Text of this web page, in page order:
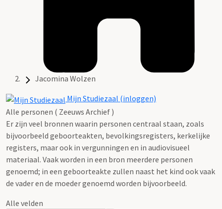
Jacomina Wolzen
Mijn Studiezaal (inloggen)
Alle personen ( Zeeuws Archief )
Er zijn veel bronnen waarin personen centraal staan, zoals
bijvoorbeeld geboorteakten, bevolkingsregisters, kerkelijke
registers, maar ook in vergunningen en in audiovisueel
materiaal. Vaak worden in een bron meerdere personen
genoemd; in een geboorteakte zullen naast het kind ook vaak
de vader en de moeder genoemd worden bijvoorbeeld.
Alle velden